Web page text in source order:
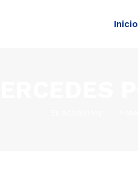
Inicio